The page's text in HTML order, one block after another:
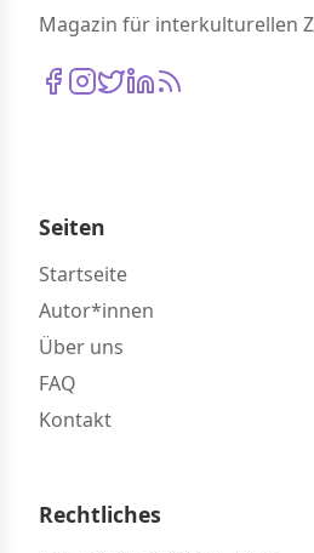
Magazin für interkulturellen
Seiten
Startseite
Autor*innen
Über uns
FAQ
Kontakt
Rechtliches